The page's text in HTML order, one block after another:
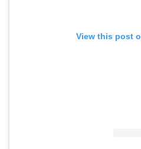
View this post